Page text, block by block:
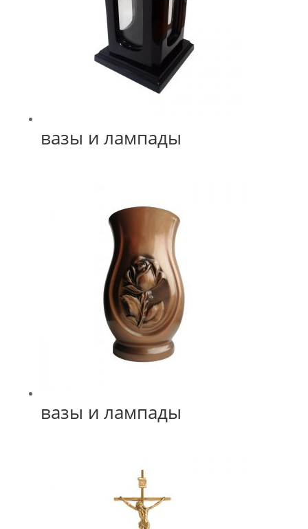
вазы и лампады
вазы и лампады